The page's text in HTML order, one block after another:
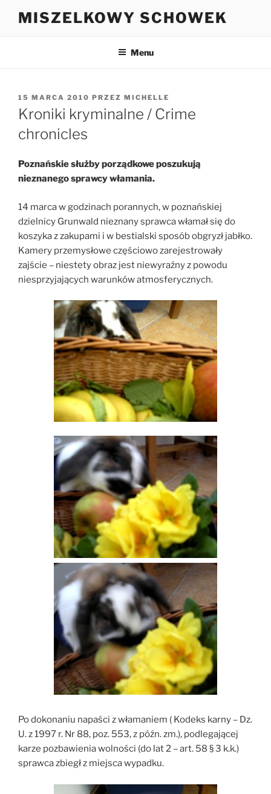
MISZELKOWY SCHOWEK
Menu
OPUBLIKOWANE
W
15 MARCA 2010 PRZEZ MICHELLE
Kroniki kryminalne / Crime
chronicles
Poznańskie służby porządkowe poszukują
nieznanego sprawcy włamania.
14 marca w godzinach porannych, w poznańskiej
dzielnicy Grunwald nieznany sprawca włamał się do
koszyka z zakupami i w bestialski sposób obgryzł jabłko.
Kamery przemysłowe częściowo zarejestrowały
zajście – niestety obraz jest niewyraźny z powodu
niesprzyjających warunków atmosferycznych.
Po dokonaniu napaści z włamaniem ( Kodeks karny – Dz.
U. z 1997 r. Nr 88, poz. 553, z późn. zm.), podlegającej
karze pozbawienia wolności (do lat 2 – art. 58 § 3 k.k.)
sprawca zbiegł z miejsca wypadku.